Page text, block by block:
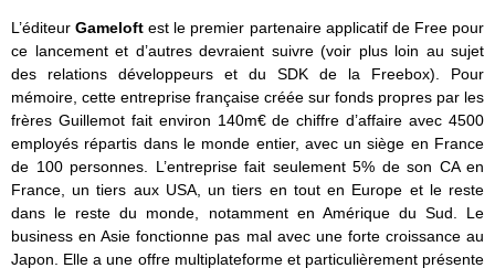
L’éditeurGameloftest le premier partenaire applicatif de Free pour
ce lancement et d’autres devraient suivre (voir plus loin au sujet
des relations développeurs et du SDK de la Freebox). Pour
mémoire, cette entreprise française créée sur fonds propres par les
frères Guillemot fait environ 140m€ de chiffre d’affaire avec 4500
employés répartis dans le monde entier, avec un siège en France
de 100 personnes. L’entreprise fait seulement 5% de son CA en
France, un tiers aux USA, un tiers en tout en Europe et le reste
dans le reste du monde, notamment en Amérique du Sud. Le
business en Asie fonctionne pas mal avec une forte croissance au
Japon. Elle a une offre multiplateforme et particulièrement présente